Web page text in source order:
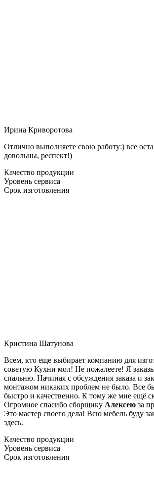
Ирина Криворотова
Отлично выполняете свою работу:) все
довольны, респект!)
Качество продукции
Уровень сервиса
Срок изготовления
Кристина Шатунова
Всем, кто еще выбирает компанию для
советую Кухни мол! Не пожалеете! Я
спальню. Начиная с обсуждения заказа и
монтажом никаких проблем не было. Все
быстро и качественно. К тому же мне ещё
Огромное спасибо сборщику Алексею за
Это мастер своего дела! Всю мебель буду
здесь.
Качество продукции
Уровень сервиса
Срок изготовления